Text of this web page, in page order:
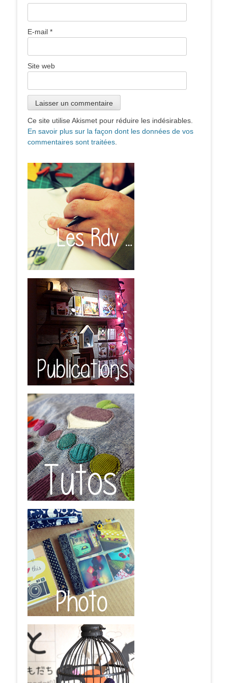
E-mail *
Site web
Ce site utilise Akismet pour réduire les indésirables.
En savoir plus sur la façon dont les données de vos
commentaires sont traitées